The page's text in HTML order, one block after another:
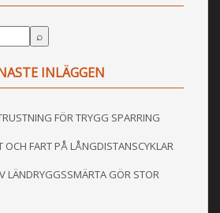
INLÄGGEN
FÖR TRYGG SPARRING
OCH FART PÅ LÅNGDISTANSCYKLAR
LÄNDRYGGSSMÄRTA GÖR STOR